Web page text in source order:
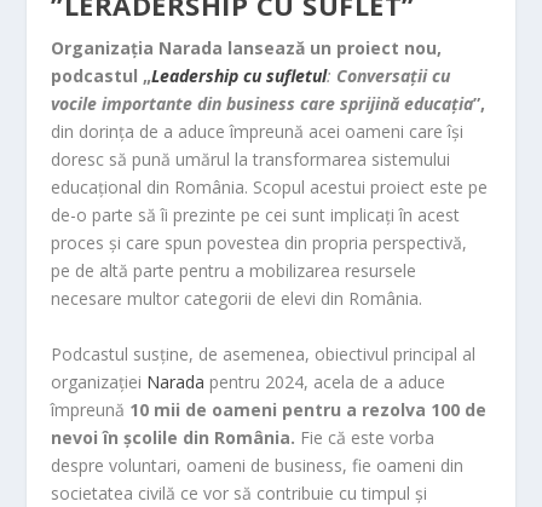
Organizația Narada lansează un proiect nou,
podcastul „Leadership cu sufletul: Conversații cu
vocile importante din business care sprijină educația”,
din dorința de a aduce împreună acei oameni care își
doresc să pună umărul la transformarea sistemului
educațional din România. Scopul acestui proiect este pe
de-o parte să îi prezinte pe cei sunt implicați în acest
proces și care spun povestea din propria perspectivă,
pe de altă parte pentru a mobilizarea resursele
necesare multor categorii de elevi din România.
Podcastul susține, de asemenea, obiectivul principal al
organizației Narada pentru 2024, acela de a aduce
împreună 10 mii de oameni pentru a rezolva 100 de
nevoi în școlile din România. Fie că este vorba
despre voluntari, oameni de business, fie oameni din
societatea civilă ce vor să contribuie cu timpul și